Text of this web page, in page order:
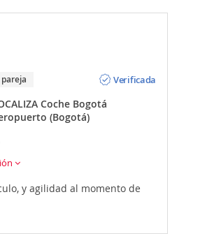
pareja
Verificada
Coche Bogotá
(Bogotá)
y agilidad al momento de